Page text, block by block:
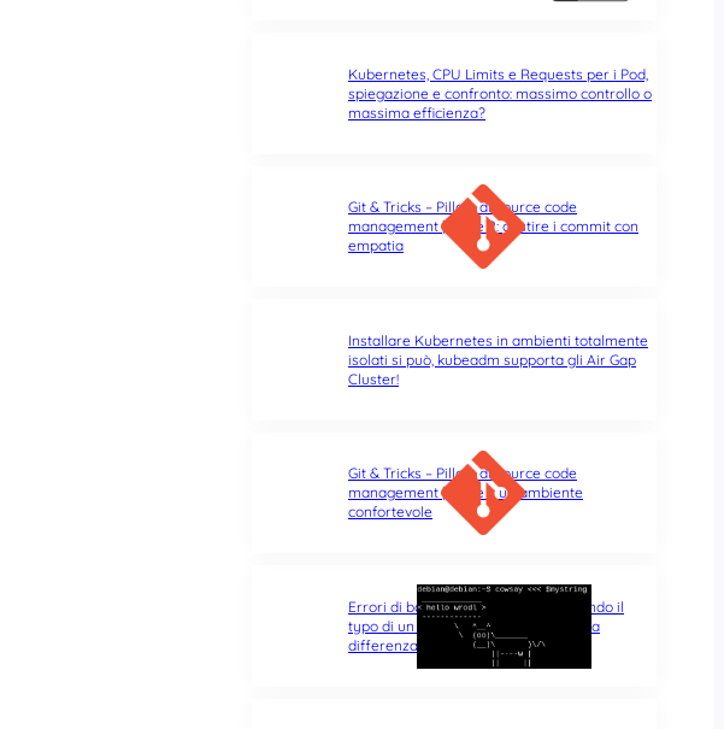
Kubernetes, CPU Limits e Requests per i Pod,
spiegazione e confronto: massimo controllo o
massima efficienza?
Git & Tricks – Pillole di source code
management | Parte 2: gestire i commit con
empatia
Installare Kubernetes in ambienti totalmente
isolati si può, kubeadm supporta gli Air Gap
Cluster!
Git & Tricks – Pillole di source code
management | Parte 1: un ambiente
confortevole
Errori di battitura nel terminale: quando il
typo di un singolo carattere fa tutta la
differenza del mondo